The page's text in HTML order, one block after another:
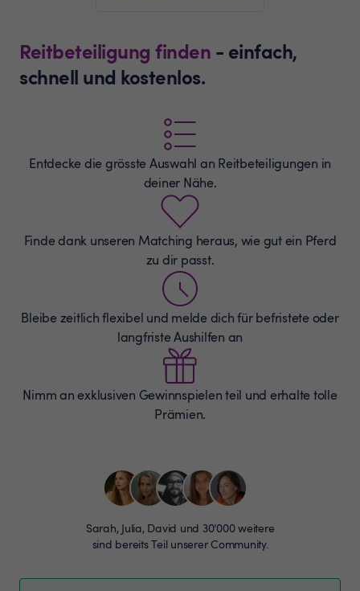
Reitbeteiligung finden - einfach,
schnell und kostenlos.
Entdecke die grösste Auswahl an Reitbeteiligungen in
deiner Nähe.
Finde dank unseren Matching heraus, wie gut ein Pferd
zu dir passt.
Bleibe zeitlich flexibel und melde dich für befristete oder
langfriste Aushilfen an
Nimm an exklusiven Gewinnspielen teil und erhalte tolle
Prämien.
Sarah, Julia, David und 30’000 weitere
sind bereits Teil unserer Community.